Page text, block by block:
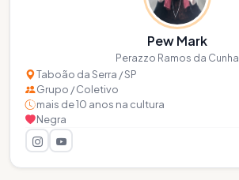
Pew Mark
Perazzo Ramos da Cunha
Taboão da Serra / SP
Grupo / Coletivo
mais de 10 anos na cultura
Negra